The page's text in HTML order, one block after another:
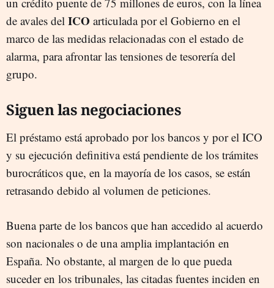
de avales del ICO articulada por el Gobierno en el
marco de las medidas relacionadas con el estado de
alarma, para afrontar las tensiones de tesorería del
grupo.
Siguen las negociaciones
El préstamo está aprobado por los bancos y por el ICO
y su ejecución definitiva está pendiente de los trámites
burocráticos que, en la mayoría de los casos, se están
retrasando debido al volumen de peticiones.
Buena parte de los bancos que han accedido al acuerdo
son nacionales o de una amplia implantación en
España. No obstante, al margen de lo que pueda
suceder en los tribunales, las citadas fuentes inciden en